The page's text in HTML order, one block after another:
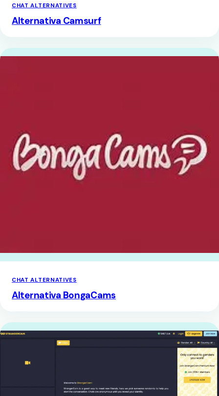
CHAT ALTERNATIVES
Alternativa Camsurf
CHAT ALTERNATIVES
Alternativa BongaCams